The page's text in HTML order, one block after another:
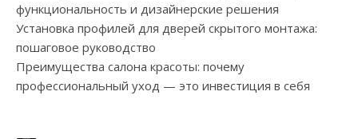
функциональность и дизайнерские решения
Установка профилей для дверей скрытого монтажа:
пошаговое руководство
Преимущества салона красоты: почему
профессиональный уход — это инвестиция в себя